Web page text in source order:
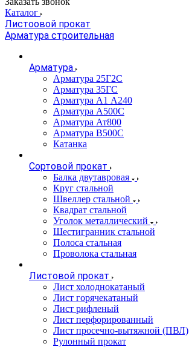
Каталог
Листоовой прокат
Арматура строительная
Арматура
Арматура 25Г2С
Арматура 35ГС
Арматура А1 А240
Арматура А500С
Арматура Ат800
Арматура В500С
Катанка
Сортовой прокат
Балка двутавровая
Круг стальной
Швеллер стальной
Квадрат стальной
Уголок металлический
Шестигранник стальной
Полоса стальная
Проволока стальная
Листовой прокат
Лист холоднокатаный
Лист горячекатаный
Лист рифленый
Лист перфорированный
Лист просечно-вытяжной (ПВЛ)
Рулонный прокат